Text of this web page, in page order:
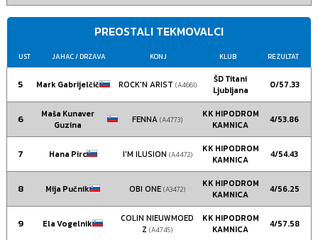
PREOSTALI TEKMOVALCI
UST JAHAC/ DRZAVA KONJ KLUB REZULTAT
5 Mark Gabrijelčič ROCK'N ARIST (A4661)
ŠD Titani
Ljubljana
0/57.33
6
Maša Kunaver
Guzina
FENNA(A4773)
KK HIPODROM
KAMNICA
4/53.86
7 Hana Pirc I'M ILUSION (A4472)
KK HIPODROM
KAMNICA
4/54.43
8 Mija Pučnik OBI ONE(A3472)
KK HIPODROM
KAMNICA
4/56.25
9 Ela Vogelnik
COLIN NIEUWMOED
Z(A4745)
KK HIPODROM
KAMNICA
4/57.58